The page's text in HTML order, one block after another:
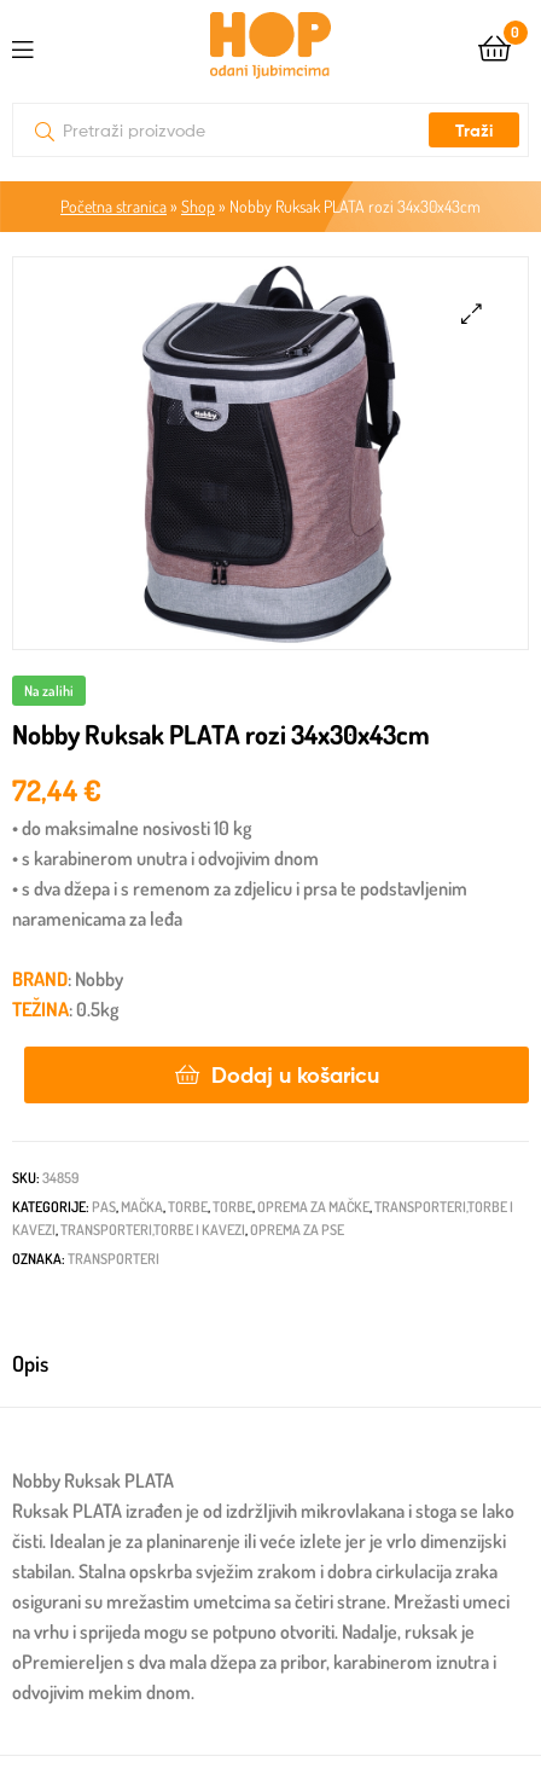
0
Traži
Početna stranica» Shop» Nobby Ruksak PLATA rozi 34x30x43cm
Na zalihi
Nobby Ruksak PLATA rozi 34x30x43cm
72,44€
• do maksimalne nosivosti 10 kg
• s karabinerom unutra i odvojivim dnom
• s dva džepa i s remenom za zdjelicu i prsa te podstavljenim
naramenicama za leđa
BRAND: Nobby
TEŽINA: 0.5kg
Dodaj u košaricu
SKU: 34859
KATEGORIJE: PAS, MAČKA,TORBE,TORBE,OPREMA ZA MAČKE,TRANSPORTERI,TORBE I
KAVEZI,TRANSPORTERI,TORBE I KAVEZI,OPREMA ZA PSE
OZNAKA: TRANSPORTERI
Opis
Nobby Ruksak PLATA
Ruksak PLATA izrađen je od izdržljivih mikrovlakana i stoga se lako
čisti. Idealan je za planinarenje ili veće izlete jer je vrlo dimenzijski
stabilan. Stalna opskrba svježim zrakom i dobra cirkulacija zraka
osigurani su mrežastim umetcima sa četiri strane. Mrežasti umeci
na vrhu i sprijeda mogu se potpuno otvoriti. Nadalje, ruksak je
oPremiereljen s dva mala džepa za pribor, karabinerom iznutra i
odvojivim mekim dnom.